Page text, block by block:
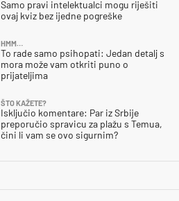
Samo pravi intelektualci mogu riješiti
ovaj kviz bez ijedne pogreške
HMM…
To rade samo psihopati: Jedan detalj s
mora može vam otkriti puno o
prijateljima
ŠTO KAŽETE?
Isključio komentare: Par iz Srbije
preporučio spravicu za plažu s Temua,
čini li vam se ovo sigurnim?